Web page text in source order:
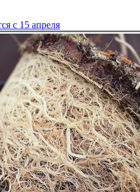
с 15 апреля